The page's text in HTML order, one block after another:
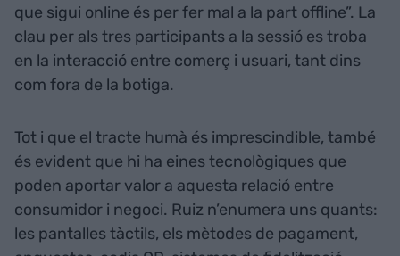
que sigui online és per fer mal a la part offline”. La
clau per als tres participants a la sessió es troba
en la interacció entre comerç i usuari, tant dins
com fora de la botiga.
Tot i que el tracte humà és imprescindible, també
és evident que hi ha eines tecnològiques que
poden aportar valor a aquesta relació entre
consumidor i negoci. Ruiz n’enumera uns quants:
les pantalles tàctils, els mètodes de pagament,